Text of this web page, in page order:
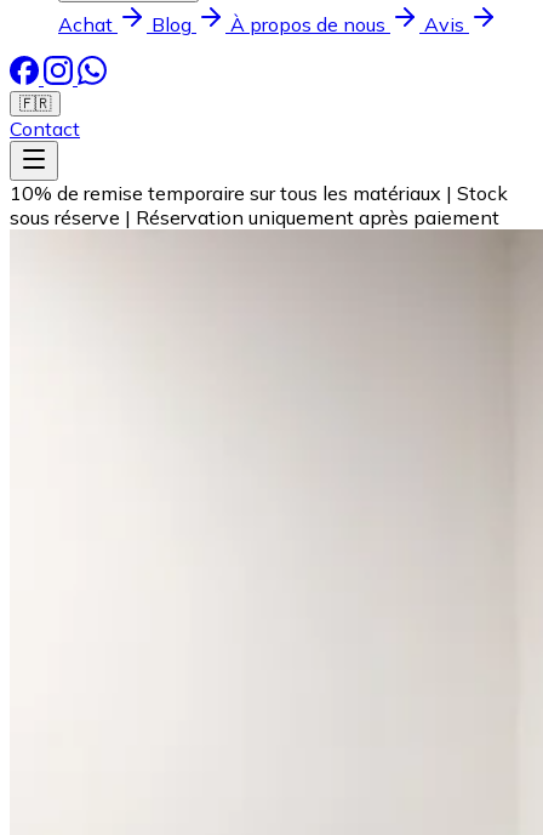
Achat Blog À propos de nous Avis
🇫🇷
Contact
10% de remise temporaire sur tous les matériaux | Stock
sous réserve | Réservation uniquement après paiement